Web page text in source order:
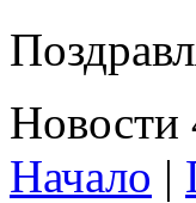
Новости
Начало |